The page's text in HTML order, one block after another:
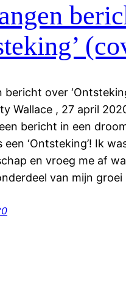
bericht over
Wallace , 27 april
bericht in een
een ‘Ontsteking’! Ik
en vroeg me af
van mijn groei